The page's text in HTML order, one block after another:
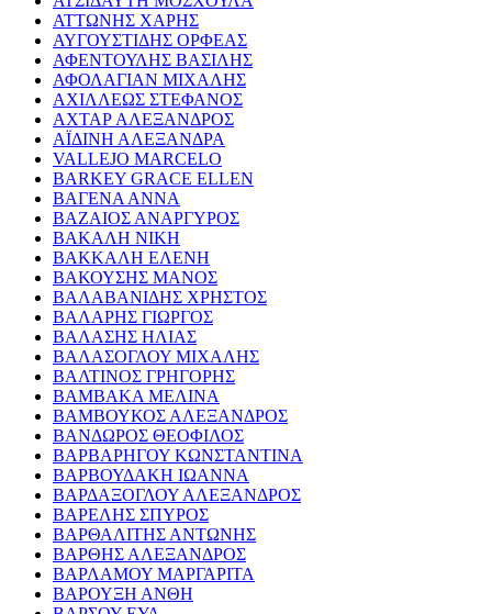
ΑΤΤΩΝΗΣ ΧΑΡΗΣ
ΑΥΓΟΥΣΤΙΔΗΣ ΟΡΦΕΑΣ
ΑΦΕΝΤΟΥΛΗΣ ΒΑΣΙΛΗΣ
ΑΦΟΛΑΓΙΑΝ ΜΙΧΑΛΗΣ
ΑΧΙΛΛΕΩΣ ΣΤΕΦΑΝΟΣ
ΑΧΤΑΡ ΑΛΕΞΑΝΔΡΟΣ
ΑΪΔΙΝΗ ΑΛΕΞΑΝΔΡΑ
VALLEJO MARCELO
BARKEY GRACE ELLEN
ΒΑΓΕΝΑ ΑΝΝΑ
ΒΑΖΑΙΟΣ ΑΝΑΡΓΥΡΟΣ
ΒΑΚΑΛΗ ΝΙΚΗ
ΒΑΚΚΑΛΗ ΕΛΕΝΗ
ΒΑΚΟΥΣΗΣ ΜΑΝΟΣ
ΒΑΛΑΒΑΝΙΔΗΣ ΧΡΗΣΤΟΣ
ΒΑΛΑΡΗΣ ΓΙΩΡΓΟΣ
ΒΑΛΑΣΗΣ ΗΛΙΑΣ
ΒΑΛΑΣΟΓΛΟΥ ΜΙΧΑΛΗΣ
ΒΑΛΤΙΝΟΣ ΓΡΗΓΟΡΗΣ
ΒΑΜΒΑΚΑ ΜΕΛΙΝΑ
ΒΑΜΒΟΥΚΟΣ ΑΛΕΞΑΝΔΡΟΣ
ΒΑΝΔΩΡΟΣ ΘΕΟΦΙΛΟΣ
ΒΑΡΒΑΡΗΓΟΥ ΚΩΝΣΤΑΝΤΙΝΑ
ΒΑΡΒΟΥΔΑΚΗ ΙΩΑΝΝΑ
ΒΑΡΔΑΞΟΓΛΟΥ ΑΛΕΞΑΝΔΡΟΣ
ΒΑΡΕΛΗΣ ΣΠΥΡΟΣ
ΒΑΡΘΑΛΙΤΗΣ ΑΝΤΩΝΗΣ
ΒΑΡΘΗΣ ΑΛΕΞΑΝΔΡΟΣ
ΒΑΡΛΑΜΟΥ ΜΑΡΓΑΡΙΤΑ
ΒΑΡΟΥΞΗ ΑΝΘΗ